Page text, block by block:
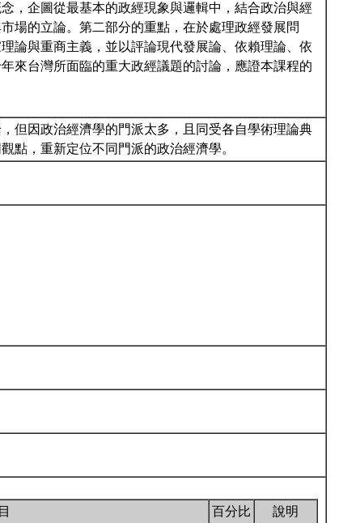
，企圖從最基本的政經現象與邏輯中，結合政治與經
場的立論。第二部分的重點，在於處理政經發展問
論與重商主義，並以評論現代發展論、依賴理論、依
來台灣所面臨的重大政經議題的討論，應證本課程的
但因政治經濟學的門派太多，且同受各自學術理論典
點，重新定位不同門派的政治經濟學。
百分比
說明